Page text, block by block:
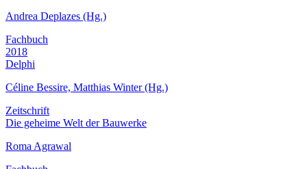
Andrea Deplazes (Hg.)
Fachbuch
2018
Delphi
Céline Bessire, Matthias Winter (Hg.)
Zeitschrift
Die geheime Welt der Bauwerke
Roma Agrawal